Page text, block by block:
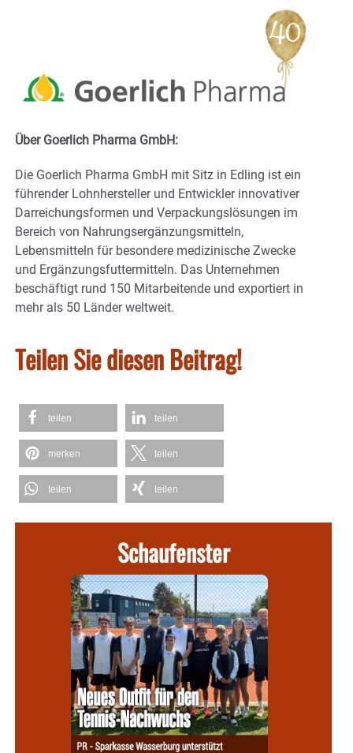
Über Goerlich Pharma GmbH:
Die Goerlich Pharma GmbH mit Sitz in Edling ist ein
führender Lohnhersteller und Entwickler innovativer
Darreichungsformen und Verpackungslösungen im
Bereich von Nahrungsergänzungsmitteln,
Lebensmitteln für besondere medizinische Zwecke
und Ergänzungsfuttermitteln. Das Unternehmen
beschäftigt rund 150 Mitarbeitende und exportiert in
mehr als 50 Länder weltweit.
Teilen Sie diesen Beitrag!
teilen teilen
merken teilen
teilen teilen
Schaufenster